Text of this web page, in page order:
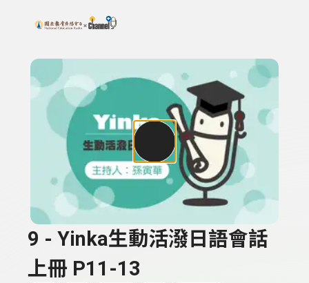
上方功能區塊
搜尋關鍵字：可輸入節目名稱、主持人或關鍵字
9 - Yinka生動活潑日語會話
上冊 P11-13